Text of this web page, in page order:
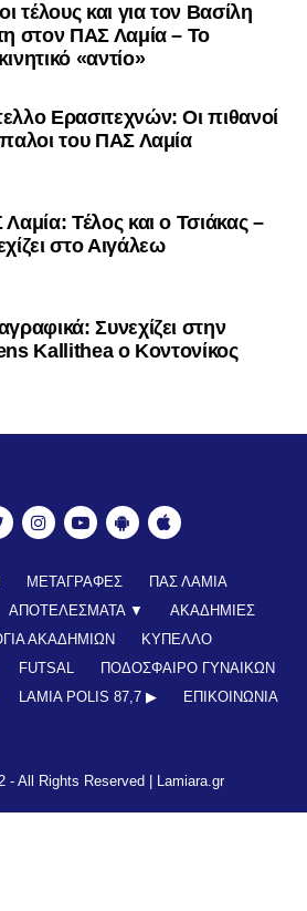
τέλους και για τον Βασίλη
στον ΠΑΣ Λαμία – Το
«αντίο»
Ερασιτεχνών: Οι πιθανοί
του ΠΑΣ Λαμία
Τέλος και ο Τσιάκας –
στο Αιγάλεω
Συνεχίζει στην
Kallithea ο Κοντονίκος
ΜΕΤΑΓΡΑΦΕΣ
ΠΑΣ ΛΑΜΙΑ
ΑΠΟΤΕΛΕΣΜΑΤΑ ▼
ΑΚΑΔΗΜΙΕΣ
ΑΚΑΔΗΜΙΩΝ
ΚΥΠΕΛΛΟ
FUTSAL
ΠΟΔΟΣΦΑΙΡΟ ΓΥΝΑΙΚΩΝ
LAMIA POLIS 87,7 ▶︎ ΕΠΙΚΟΙΝΩΝΊΑ
- All Rights Reserved | Lamiara.gr